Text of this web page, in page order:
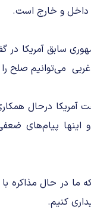
داخل و خارج است.
سابق آمریکا در
می‌توانیم صلح را
درحال
پیام‌های
ما در حال مذاکره
کنیم.